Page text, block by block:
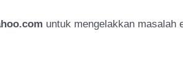
untuk mengelakkan masalah